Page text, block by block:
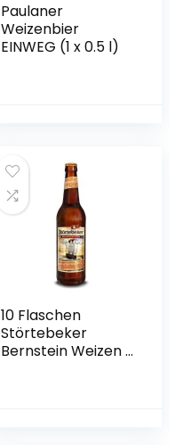
Paulaner
Weizenbier
EINWEG (1 x 0.5 l)
10 Flaschen
Störtebeker
Bernstein Weizen a